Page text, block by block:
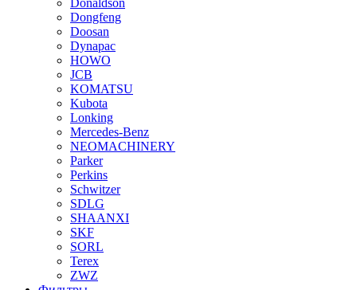
Donaldson
Dongfeng
Doosan
Dynapac
HOWO
JCB
KOMATSU
Kubota
Lonking
Mercedes-Benz
NEOMACHINERY
Parker
Perkins
Schwitzer
SDLG
SHAANXI
SKF
SORL
Terex
ZWZ